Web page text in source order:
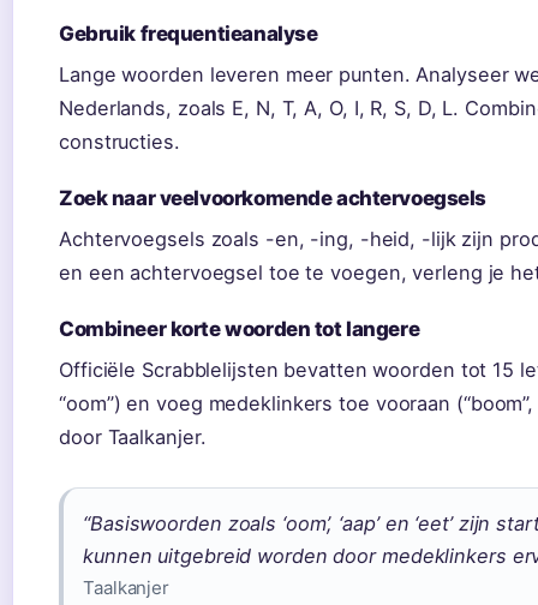
Gebruik frequentieanalyse
Lange woorden leveren meer punten. Analyseer
Nederlands, zoals E, N, T, A, O, I, R, S, D, L.
constructies.
Zoek naar veelvoorkomende achtervoegsels
Achtervoegsels zoals -en, -ing, -heid, -lijk zijn
en een achtervoegsel toe te voegen, verleng je
Combineer korte woorden tot langere
Officiële Scrabblelijsten bevatten woorden tot 15
“oom”) en voeg medeklinkers toe vooraan
door Taalkanjer.
“Basiswoorden zoals ‘oom’, ‘aap’ en ‘eet’ zijn
kunnen uitgebreid worden door medeklinkers
Taalkanjer